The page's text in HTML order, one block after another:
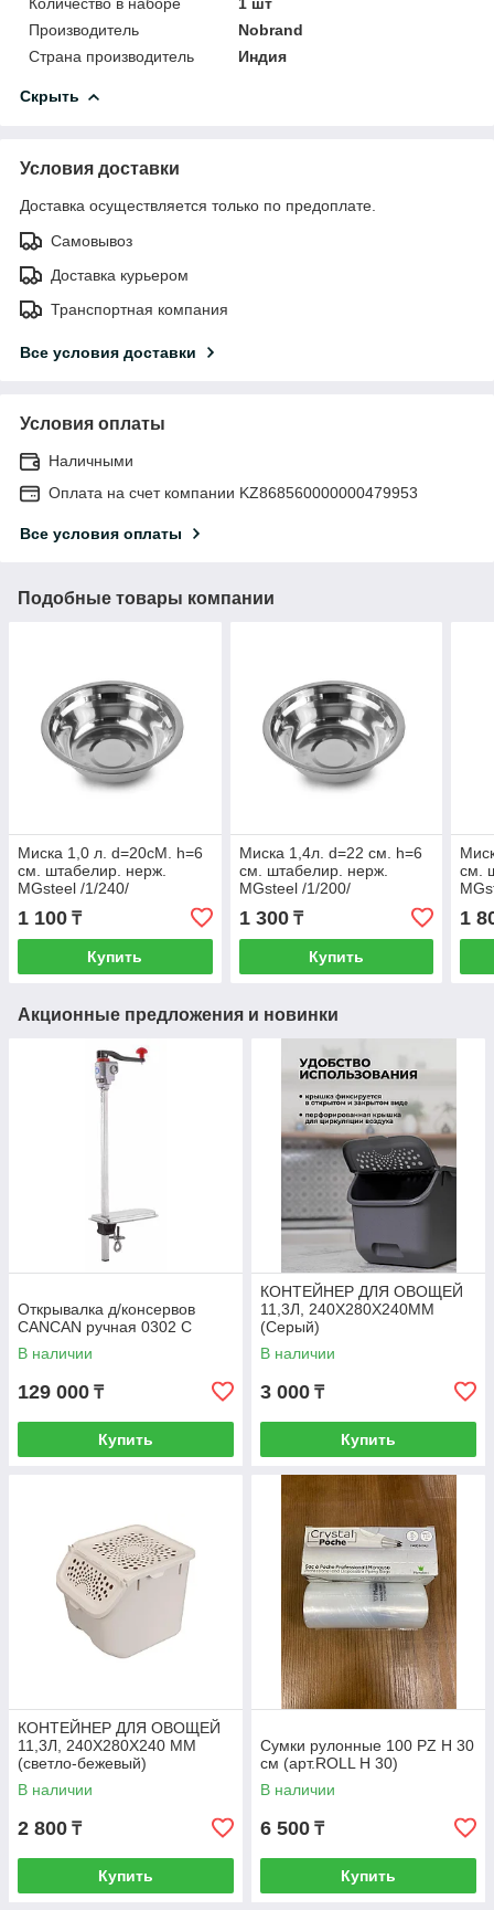
Производитель
Nobrand
Страна производитель
Индия
Скрыть
Условия доставки
Доставка осуществляется только по предоплате.
Самовывоз
Доставка курьером
Транспортная компания
Все условия доставки
Условия оплаты
Наличными
Оплата на счет компании KZ868560000000479953
Все условия оплаты
Подобные товары компании
Миска 1,0 л. d=20cM. h=6
см. штабелир. нерж.
MGsteel /1/240/
1 100 ₸
Купить
Миска 1,4л. d=22 см. h=6
см. штабелир. нерж.
MGsteel /1/200/
1 300₸
Купить
см.
1
Акционные предложения и новинки
Открывалка д/консервов
CANCAN ручная 0302 С
В наличии
129 000 ₸
Купить
КОНТЕЙНЕР ДЛЯ ОВОЩЕЙ
11,3Л, 240Х280Х240ММ
(Серый)
В наличии
3 000 ₸
Купить
КОНТЕЙНЕР ДЛЯ ОВОЩЕЙ
11,3Л, 240Х280Х240 ММ
(светло-бежевый)
В наличии
2 800 ₸
Купить
Сумки рулонные 100 PZ H 30
см (арт.ROLL H 30)
В наличии
6 500 ₸
Купить